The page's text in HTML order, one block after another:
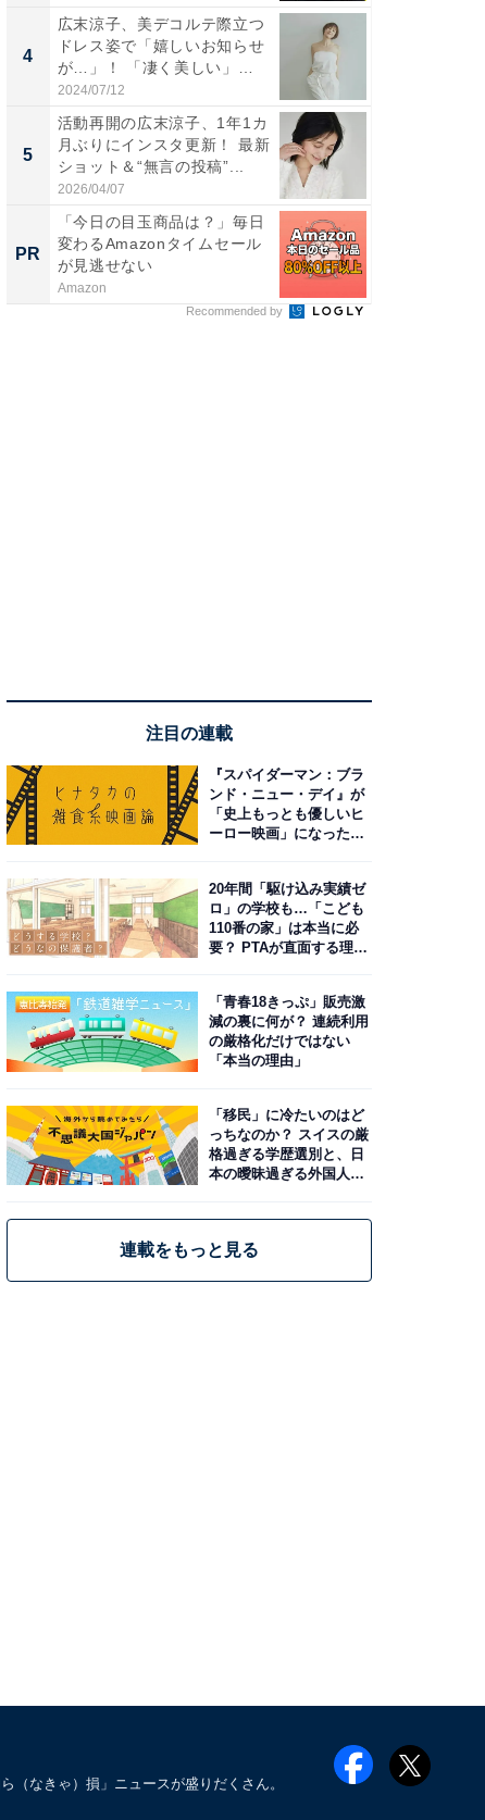
4
広末涼子、美デコルテ際立つ
ドレス姿で「嬉しいお知らせ
が…」！ 「凄く美しい」
「透...
2024/07/12
5
活動再開の広末涼子、1年1カ
月ぶりにインスタ更新！ 最新
ショット＆“無言の投稿”...
2026/04/07
PR
「今日の目玉商品は？」毎日
変わるAmazonタイムセール
が見逃せない
Amazon
Recommended by
注目の連載
『スパイダーマン：ブラ
ンド・ニュー・デイ』が
「史上もっとも優しいヒ
ーロー映画」になった理
20年間「駆け込み実績ゼ
ロ」の学校も…「こども
110番の家」は本当に必
要？ PTAが直面する理想
「青春18きっぷ」販売激
減の裏に何が？ 連続利用
の厳格化だけではない
「本当の理由」
「移民」に冷たいのはど
っちなのか？ スイスの厳
格過ぎる学歴選別と、日
本の曖昧過ぎる外国人政
連載をもっと見る
なきゃ）損」ニュースが盛りだくさん。